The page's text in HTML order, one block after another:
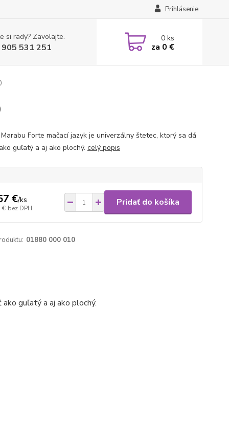
Prihlásenie
si rady? Zavolajte.
531 251
0ks
za 0 €
Forte mačací jazyk je univerzálny štetec, ktorý sa dá
guľatý a aj ako plochý. celý popis
€/ks
€ bez DPH
Pridať do košíka
01880 000 010
guľatý a aj ako plochý.